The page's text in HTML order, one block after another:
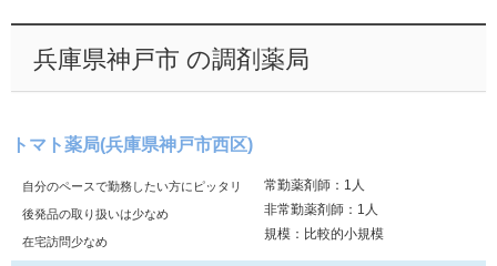
兵庫県神戸市 の調剤薬局
トマト薬局(兵庫県神戸市西区)
自分のペースで勤務したい方にピッタリ
後発品の取り扱いは少なめ
在宅訪問少なめ
常勤薬剤師：1人
非常勤薬剤師：1人
規模：比較的小規模